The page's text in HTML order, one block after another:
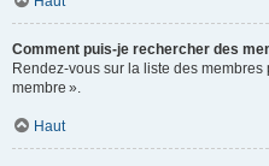
Comment puis-je rechercher des
Rendez-vous sur la liste des
membre ».
Haut